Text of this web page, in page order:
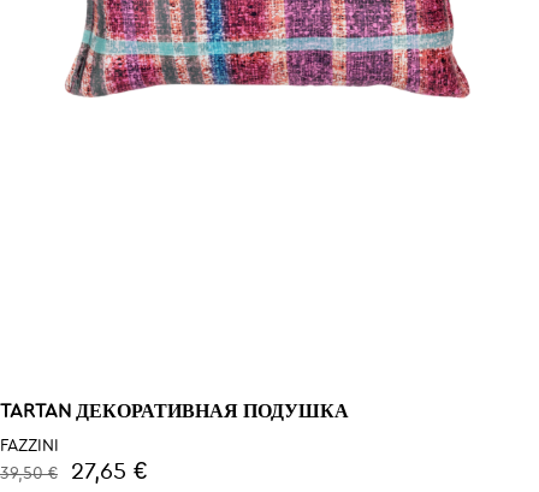
TARTAN ДЕКОРАТИВНАЯ ПОДУШКА
FAZZINI
39,50 €
27,65 €